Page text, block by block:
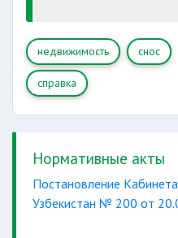
недвижимость снос
справка
Нормативные акты
Постановление
Узбекистан № 200 от